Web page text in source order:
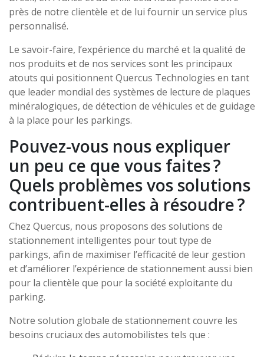
près de notre clientèle et de lui fournir un service plus
personnalisé.
Le savoir-faire, l’expérience du marché et la qualité de
nos produits et de nos services sont les principaux
atouts qui positionnent Quercus Technologies en tant
que leader mondial des systèmes de lecture de plaques
minéralogiques, de détection de véhicules et de guidage
à la place pour les parkings.
Pouvez-vous nous expliquer
un peu ce que vous faites ?
Quels problèmes vos solutions
contribuent-elles à résoudre ?
Chez Quercus, nous proposons des solutions de
stationnement intelligentes pour tout type de
parkings, afin de maximiser l’efficacité de leur gestion
et d’améliorer l’expérience de stationnement aussi bien
pour la clientèle que pour la société exploitante du
parking.
Notre solution globale de stationnement couvre les
besoins cruciaux des automobilistes tels que :